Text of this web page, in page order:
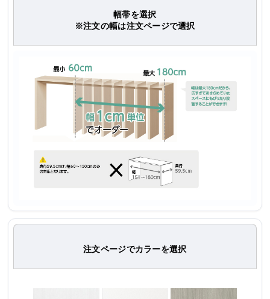
幅帯を選択
※注文の幅は注文ページで選択
注文ページでカラーを選択